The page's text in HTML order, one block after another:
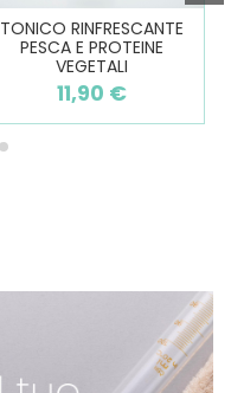
TONICO RINFRESCANTE
PESCA E PROTEINE
VEGETALI
11,90 €